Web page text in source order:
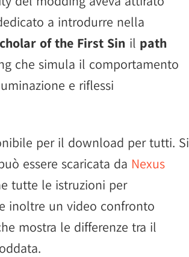
a introdurre nella
of the First Sin il path
che simula il comportamento
e riflessi
per il download per tutti. Si
essere scaricata da Nexus
tutte le istruzioni per
inoltre un video confronto
mostra le differenze tra il